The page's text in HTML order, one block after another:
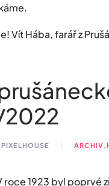
Vít Hába, farář z
2022
ARCHIV,
1923 byl poprvé